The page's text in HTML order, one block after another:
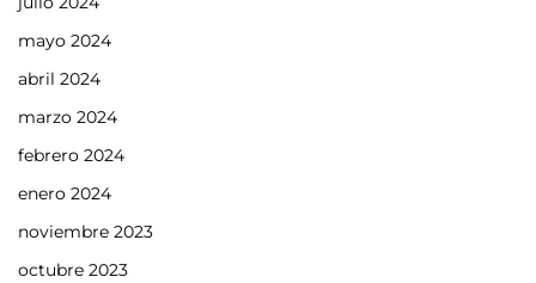
mayo 2024
abril 2024
marzo 2024
febrero 2024
enero 2024
noviembre 2023
octubre 2023